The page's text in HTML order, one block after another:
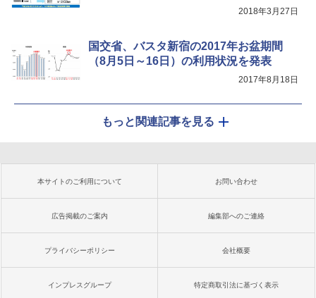
2018年3月27日
国交省、バスタ新宿の2017年お盆期間
（8月5日～16日）の利用状況を発表
2017年8月18日
もっと関連記事を見る
本サイトのご利用について お問い合わせ
広告掲載のご案内 編集部へのご連絡
プライバシーポリシー 会社概要
インプレスグループ 特定商取引法に基づく表示